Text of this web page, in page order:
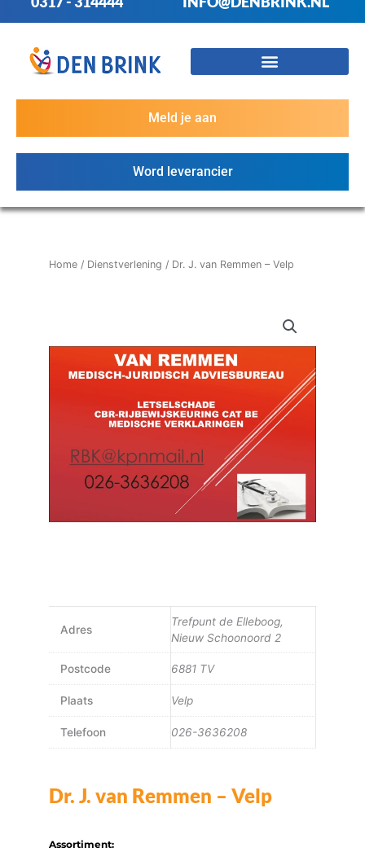
Meld je aan
Word leverancier
Home / Dienstverlening / Dr. J. van Remmen – Velp
Adres
Trefpunt de Elleboog,
Nieuw Schoonoord 2
Postcode 6881 TV
Plaats Velp
Telefoon 026-3636208
Dr. J. van Remmen – Velp
Assortiment: